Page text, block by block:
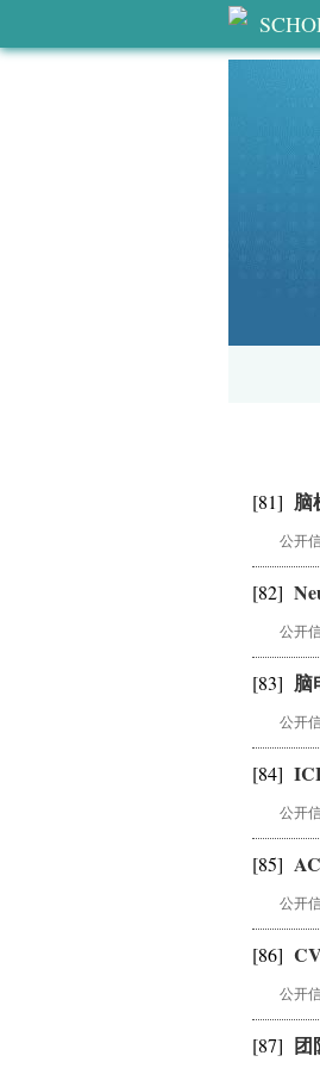
[81] 脑
公开
[82]
公开
[83] 脑
公开
[84]
公开
[85]
公开
[86]
公开
[87] 团